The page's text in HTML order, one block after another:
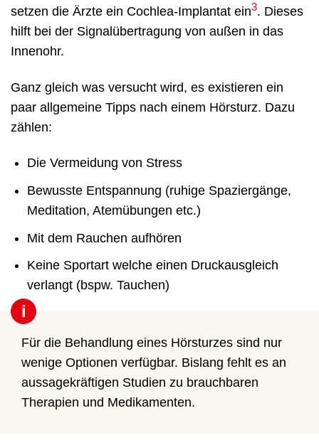
setzen die Ärzte ein Cochlea-Implantat ein3. Dieses
hilft bei der Signalübertragung von außen in das
Innenohr.
Ganz gleich was versucht wird, es existieren ein
paar allgemeine Tipps nach einem Hörsturz. Dazu
zählen:
Die Vermeidung von Stress
Bewusste Entspannung (ruhige Spaziergänge,
Meditation, Atemübungen etc.)
Mit dem Rauchen aufhören
Keine Sportart welche einen Druckausgleich
verlangt (bspw. Tauchen)
i
Für die Behandlung eines Hörsturzes sind nur
wenige Optionen verfügbar. Bislang fehlt es an
aussagekräftigen Studien zu brauchbaren
Therapien und Medikamenten.